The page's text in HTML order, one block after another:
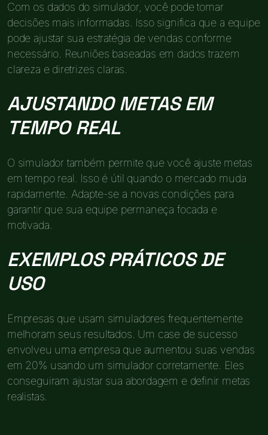
Com os dados do simulador, você pode tomar
decisões mais informadas. Isso significa que a equipe
pode ajustar sua estratégia de vendas conforme
necessário. Reuniões baseadas em dados trazem
clareza e diretrizes claras.
AJUSTANDO METAS EM
TEMPO REAL
O simulador também permite que você ajuste metas
em tempo real. Isso é útil quando o mercado muda
rapidamente. Adapte-se a novas condições para
garantir que sua equipe permaneça focada e
motivada.
EXEMPLOS PRÁTICOS DE
USO
Empresas que usam simuladores frequentemente
melhoram seus resultados. Um case de sucesso
envolveu uma empresa que aumentou suas vendas
em 20% usando um simulador corretamente. Eles
conseguiram ajustar sua abordagem e definir metas
realistas.